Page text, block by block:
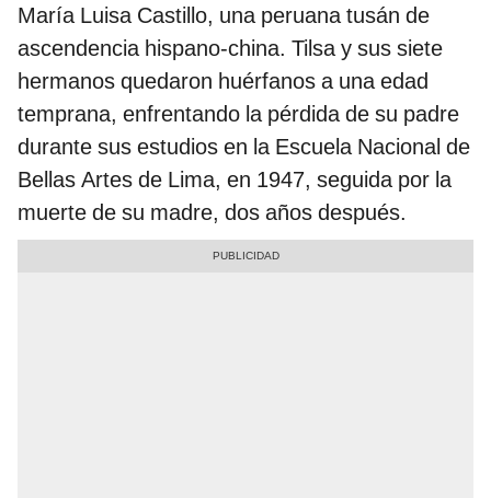
María Luisa Castillo, una peruana tusán de
ascendencia hispano-china. Tilsa y sus siete
hermanos quedaron huérfanos a una edad
temprana, enfrentando la pérdida de su padre
durante sus estudios en la Escuela Nacional de
Bellas Artes de Lima, en 1947, seguida por la
muerte de su madre, dos años después.